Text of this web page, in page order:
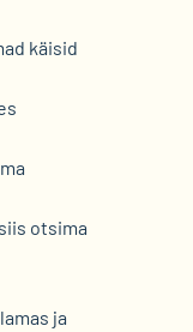
käisid
otsima
ja